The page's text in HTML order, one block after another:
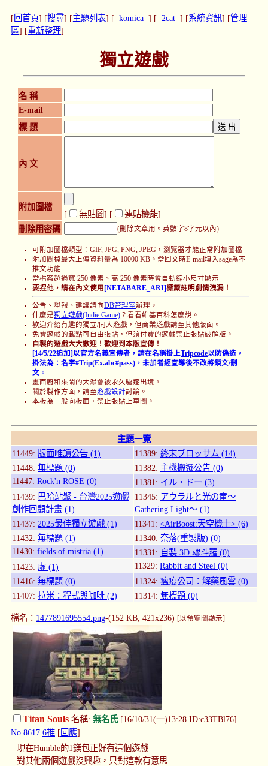
[ 回首頁] [搜尋] [主題列表] [=komica=] [=2cat=] [系統資訊] [管理
區] [重新整理]
獨立遊戲
名 稱
E-mail
標 題
內 文
附加圖檔
[ 無貼圖] [ 連貼機能]
刪除用密碼
(刪除文章用。英數字8字元以內)
可附加圖檔類型：GIF, JPG, PNG, JPEG，瀏覽器才能正常附加圖檔
附加圖檔最大上傳資料量為 10000 KB。當回文時E-mail填入sage為不
推文功能
當檔案超過寬 250 像素、高 250 像素時會自動縮小尺寸顯示
要捏他，請在內文使用 [NETABARE_ARI]標籤註明劇情洩漏！
公告、舉報、建議請向 DB管理室辦理。
什麼是獨立遊戲(Indie Game) ？看看維基百科怎麼說。
歡迎介紹有趣的獨立/同人遊戲，但商業遊戲請至其他版面。
免費遊戲的載點可自由張貼，但須付費的遊戲禁止張貼破解版。
自製的遊戲大大歡迎！歡迎到本版宣傳！
[14/5/22追加]以官方名義宣傳者，請在名稱掛上Tripcode以防偽造。
掛法為：名字#Trip(Ex.abc#pass)，未加者經宣導後不改將鎖文/刪
文。
畫面廚和來鬧的大濕會被永久驅逐出境。
關於製作方面，請至遊戲設計討論。
本板為一般向板面，禁止張貼上車圖。
主題一覽
11449: 版面唯讀公告 (1) 11389: 終末ブロッサム (14)
11448: 無標題 (0) 11382: 主機搬遷公告 (0)
11447: Rock'n ROSE (0) 11381: イル・ドー (3)
11439: 巴哈站聚 - 台灣2025遊戲
創作回顧計畫 (1)
11345: アウラルと光の竜～
Gathering Light～ (1)
11437: 2025最佳獨立遊戲 (1) 11341: <AirBoost:天空機士> (6)
11432: 無標題 (1) 11340: 奈落(重製版) (0)
11430: fields of mistria (1) 11331: 自製 3D 魂斗羅 (0)
11423: 虛 (1) 11329: Rabbit and Steel (0)
11416: 無標題 (0) 11324: 瘟疫公司：解藥風雲 (0)
11407: 拉米：程式與咖啡 (2) 11314: 無標題 (0)
檔名： 1477891695554.png-(152 KB, 421x236) [以預覽圖顯示]
Titan Souls 名稱: 無名氏[16/10/31(一)13:28 ID:c33TBl76]
No.8617 6推 [ 回應]
現在Humble的1鎂包正好有這個遊戲
對其他兩個遊戲沒興趣，只對這款有意思